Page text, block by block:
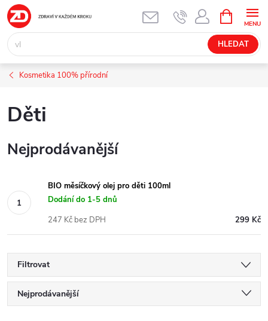
Přejít
na
obsah
HLEDAT
NÁKUPNÍ
KOŠÍK
Kosmetika 100% přírodní
Děti
Nejprodávanější
BIO měsíčkový olej pro děti 100ml
Dodání do 1-5 dnů
299 Kč
247 Kč bez DPH
Filtrovat
Ř
Nejprodávanější